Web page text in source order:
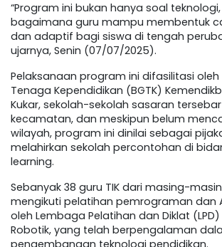
“Program ini bukan hanya soal
bagaimana guru mampu membentuk
dan adaptif bagi siswa di tengah
ujarnya, Senin (07/07/2025).
Pelaksanaan program ini difasilitasi oleh
Tenaga Kependidikan (BGTK)
Kukar, sekolah-sekolah sasaran
kecamatan, dan meskipun belum
wilayah, program ini dinilai sebagai
melahirkan sekolah percontohan di
learning.
Sebanyak 38 guru TIK dari masing-
mengikuti pelatihan pemrograman dan
oleh Lembaga Pelatihan dan Diklat
Robotik, yang telah berpengalaman